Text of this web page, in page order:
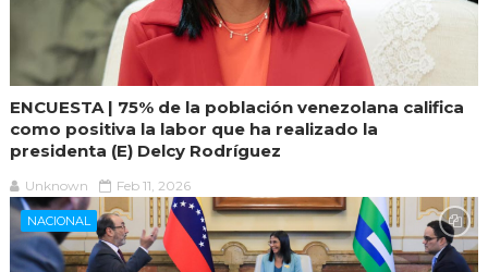
ENCUESTA | 75% de la población venezolana califica
como positiva la labor que ha realizado la
presidenta (E) Delcy Rodríguez
Unknown Feb 11, 2026
NACIONAL